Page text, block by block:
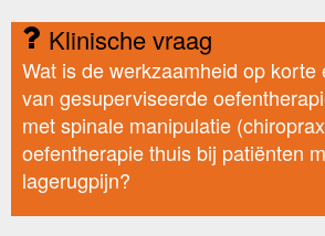
Klinische vraag
Wat is de werkzaamheid op korte
van gesuperviseerde
met spinale manipulatie
oefentherapie thuis bij patiënten
lagerugpijn?